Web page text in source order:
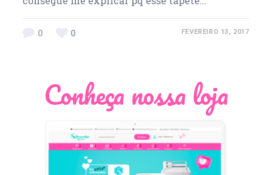
0 0 FEVEREIRO 13, 2017
Conheça nossa loja